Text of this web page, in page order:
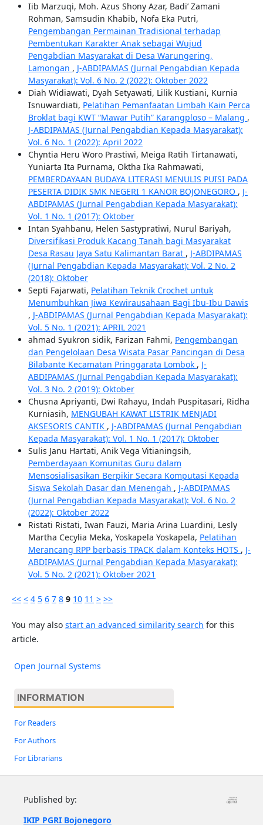
Iib Marzuqi, Moh. Azus Shony Azar, Badi’ Zamani
Rohman, Samsudin Khabib, Nofa Eka Putri,
Pengembangan Permainan Tradisional terhadap
Pembentukan Karakter Anak sebagai Wujud
Pengabdian Masyarakat di Desa Warungering,
Lamongan , J-ABDIPAMAS (Jurnal Pengabdian Kepada
Masyarakat): Vol. 6 No. 2 (2022): Oktober 2022
Diah Widiawati, Dyah Setyawati, Lilik Kustiani, Kurnia
Isnuwardiati, Pelatihan Pemanfaatan Limbah Kain Perca
Broklat bagi KWT “Mawar Putih” Karangploso – Malang ,
J-ABDIPAMAS (Jurnal Pengabdian Kepada Masyarakat):
Vol. 6 No. 1 (2022): April 2022
Chyntia Heru Woro Prastiwi, Meiga Ratih Tirtanawati,
Yuniarta Ita Purnama, Oktha Ika Rahmawati,
PEMBERDAYAAN BUDAYA LITERASI MENULIS PUISI PADA
PESERTA DIDIK SMK NEGERI 1 KANOR BOJONEGORO , J-
ABDIPAMAS (Jurnal Pengabdian Kepada Masyarakat):
Vol. 1 No. 1 (2017): Oktober
Intan Syahbanu, Helen Sastypratiwi, Nurul Bariyah,
Diversifikasi Produk Kacang Tanah bagi Masyarakat
Desa Rasau Jaya Satu Kalimantan Barat , J-ABDIPAMAS
(Jurnal Pengabdian Kepada Masyarakat): Vol. 2 No. 2
(2018): Oktober
Septi Fajarwati, Pelatihan Teknik Crochet untuk
Menumbuhkan Jiwa Kewirausahaan Bagi Ibu-Ibu Dawis
, J-ABDIPAMAS (Jurnal Pengabdian Kepada Masyarakat):
Vol. 5 No. 1 (2021): APRIL 2021
ahmad Syukron sidik, Farizan Fahmi, Pengembangan
dan Pengelolaan Desa Wisata Pasar Pancingan di Desa
Bilabante Kecamatan Pringgarata Lombok , J-
ABDIPAMAS (Jurnal Pengabdian Kepada Masyarakat):
Vol. 3 No. 2 (2019): Oktober
Chusna Apriyanti, Dwi Rahayu, Indah Puspitasari, Ridha
Kurniasih, MENGUBAH KAWAT LISTRIK MENJADI
AKSESORIS CANTIK , J-ABDIPAMAS (Jurnal Pengabdian
Kepada Masyarakat): Vol. 1 No. 1 (2017): Oktober
Sulis Janu Hartati, Anik Vega Vitianingsih,
Pemberdayaan Komunitas Guru dalam
Mensosialisasikan Berpikir Secara Komputasi Kepada
Siswa Sekolah Dasar dan Menengah , J-ABDIPAMAS
(Jurnal Pengabdian Kepada Masyarakat): Vol. 6 No. 2
(2022): Oktober 2022
Ristati Ristati, Iwan Fauzi, Maria Arina Luardini, Lesly
Martha Cecylia Meka, Yoskapela Yoskapela, Pelatihan
Merancang RPP berbasis TPACK dalam Konteks HOTS , J-
ABDIPAMAS (Jurnal Pengabdian Kepada Masyarakat):
Vol. 5 No. 2 (2021): Oktober 2021
<< < 4 5 6 7 8 9 10 11 > >>
You may also start an advanced similarity search for this
article.
Open Journal Systems
INFORMATION
For Readers
For Authors
For Librarians
Published by:
IKIP PGRI Bojonegoro